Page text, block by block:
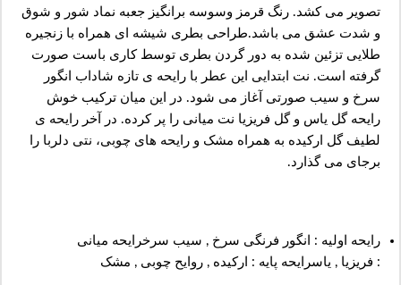
تصویر می کشد. رنگ قرمز وسوسه برانگیز جعبه نماد شور و شوق
و شدت عشق می باشد.طراحی بطری شیشه ای همراه با زنجیره
طلایی تزئین شده به دور گردن بطری توسط کاری باست صورت
گرفته است. نت ابتدایی این عطر با رایحه ی تازه شاداب انگور
سرخ و سیب صورتی آغاز می شود. در این میان ترکیب خوش
رایحه گل یاس و گل فریزیا نت میانی را پر کرده. در آخر رایحه ی
لطیف گل ارکیده به همراه مشک و رایحه های چوبی، نتی دلربا را
برجای می گذارد.
رایحه اولیه : انگور فرنگی سرخ , سیب سرخرایحه میانی
: فریزیا , یاسرایحه پایه : ارکیده , روایح چوبی , مشک